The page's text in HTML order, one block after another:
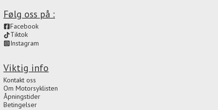
Viktig info
Kontakt oss
Om Motorsyklisten
Åpningstider
Betingelser
Følg oss på :
Facebook
Tiktok
Instagram